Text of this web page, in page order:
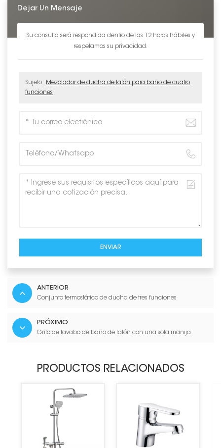
Dejar Un Mensaje
Su consulta será respondida dentro de las 12 horas hábiles y
respetamos su privacidad.
Sujeto : Mezclador de ducha de latón para baño de cuatro
funciones
ENVIAR
ANTERIOR
Conjunto termostático de ducha de tres funciones
PRÓXIMO
Grifo de lavabo de baño de latón con una sola manija
PRODUCTOS RELACIONADOS